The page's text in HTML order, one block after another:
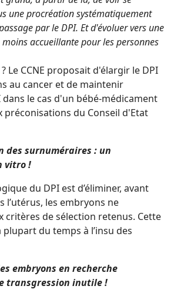
une procréation systématiquement
par le DPI. Et d'évoluer vers une
accueillante pour les personnes
Le CCNE proposait d'élargir le DPI
au cancer et de maintenir
le cas d'un bébé-médicament
du Conseil d'Etat
des surnuméraires : un
vitro !
du DPI est d’éliminer, avant
l’utérus, les embryons ne
critères de sélection retenus. Cette
du temps à l’insu des
embryons en recherche
transgression inutile !